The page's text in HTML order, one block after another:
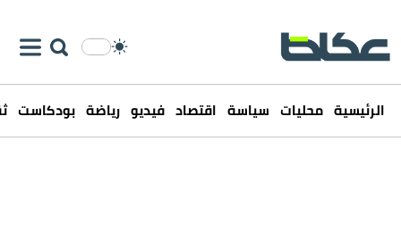
الرئيسية محليات سياسة اقتصاد فيديو رياضة بودكاست